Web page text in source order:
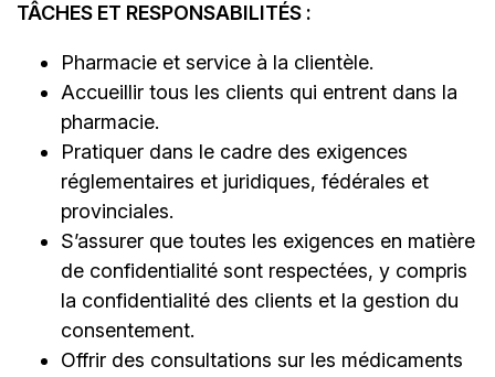
TÂCHES ET RESPONSABILITÉS :
Pharmacie et service à la clientèle.
Accueillir tous les clients qui entrent dans la
pharmacie.
Pratiquer dans le cadre des exigences
réglementaires et juridiques, fédérales et
provinciales.
S’assurer que toutes les exigences en matière
de confidentialité sont respectées, y compris
la confidentialité des clients et la gestion du
consentement.
Offrir des consultations sur les médicaments